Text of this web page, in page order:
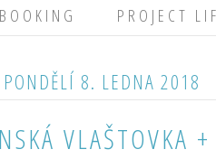
PROJECT
PONDĚLÍ 8. LEDNA 2018
VLAŠTOVKA